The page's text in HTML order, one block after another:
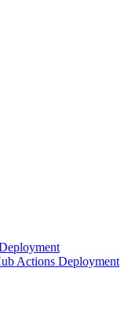
Actions Deployment